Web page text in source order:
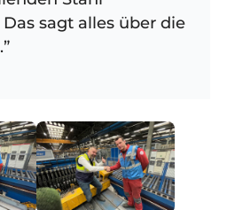
sagt alles über die